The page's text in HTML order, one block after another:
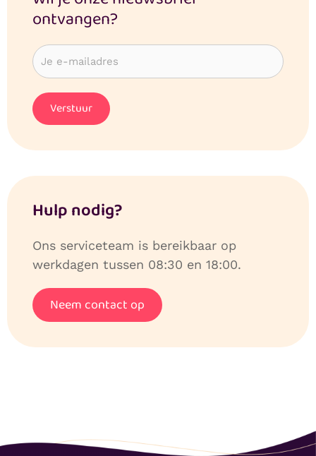
ontvangen?
Hulp nodig?
Ons serviceteam is bereikbaar op
werkdagen tussen 08:30 en 18:00.
Neem contact op